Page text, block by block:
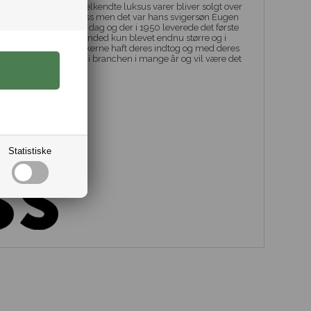
Statistiske
år og deres velkendte luksus varer bliver solgt over
Hugo Ferdinand Boss men det var hans svigersøn Eugen
brand vi kender i dag og der i 1950 leverede det første
er Hugo Boss branded kun blevet endnu større og i
sidenhen har smykkerne haft deres indtog og med deres
været trendsættere i branchen i mange år og vil være det